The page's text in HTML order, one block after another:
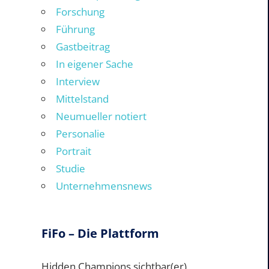
Forschung
Führung
Gastbeitrag
In eigener Sache
Interview
Mittelstand
Neumueller notiert
Personalie
Portrait
Studie
Unternehmensnews
FiFo – Die Plattform
Hidden Champions sichtbar(er)